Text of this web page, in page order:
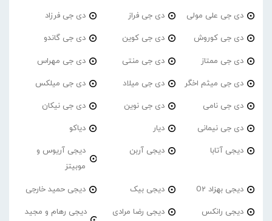
دی جی علی مولی دی جی فراز دی جی فرزاد
دی جی کوروش دی جی کوین دی جی گاندو
دی جی ممتاز دی جی منتی دی جی مهراس
دی جی میثم اخگر دی جی میلاد دی جی میلکس
دی جی نامی دی جی نوین دی جی نیکان
دی جی نیمانی دیار دیاکو
دیجی آتابا دیجی آربن
دیجی آریوس و
موبیتز
دیجی بهزاد O2 دیجی بیک دیجی حمید خارجی
دیجی رانکس دیجی رضا مرادی
دیجی رهام و مجید